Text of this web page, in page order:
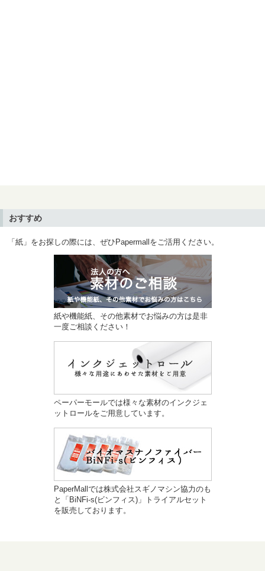
おすすめ
「紙」をお探しの際には、ぜひPapermallをご活用ください。
紙や機能紙、その他素材でお悩みの方は是非
一度ご相談ください！
ペーパーモールでは様々な素材のインクジェ
ットロールをご用意しています。
PaperMallでは株式会社スギノマシン協力のも
と「BiNFi-s(ビンフィス)」トライアルセット
を販売しております。